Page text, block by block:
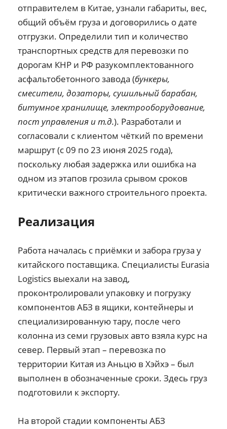
отправителем в Китае, узнали габариты, вес,
общий объём груза и договорились о дате
отгрузки. Определили тип и количество
транспортных средств для перевозки по
дорогам КНР и РФ разукомплектованного
асфальтобетонного завода (бункеры,
смесители, дозаторы, сушильный барабан,
битумное хранилище, электрооборудование,
пост управления и т.д.). Разработали и
согласовали с клиентом чёткий по времени
маршрут (с 09 по 23 июня 2025 года),
поскольку любая задержка или ошибка на
одном из этапов грозила срывом сроков
критически важного строительного проекта.
Реализация
Работа началась с приёмки и забора груза у
китайского поставщика. Специалисты Eurasia
Logistics выехали на завод,
проконтролировали упаковку и погрузку
компонентов АБЗ в ящики, контейнеры и
специализированную тару, после чего
колонна из семи грузовых авто взяла курс на
север. Первый этап – перевозка по
территории Китая из Аньцю в Хэйхэ – был
выполнен в обозначенные сроки. Здесь груз
подготовили к экспорту.
На второй стадии компоненты АБЗ